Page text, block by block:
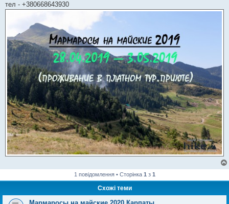
тел - +380668643930
1 повідомлення • Сторінка 1 з 1
Схожі теми